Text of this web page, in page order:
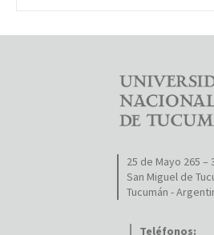
25 de Mayo 265 –
San Miguel de
Tucumán -
Teléfonos: